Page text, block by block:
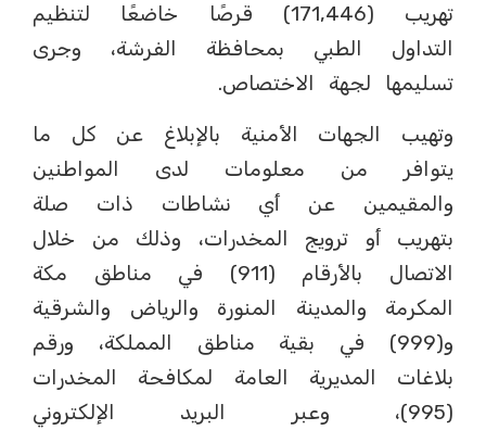
تهريب (171,446) قرصًا خاضعًا لتنظيم
التداول الطبي بمحافظة الفرشة، وجرى
تسليمها لجهة الاختصاص.
وتهيب الجهات الأمنية بالإبلاغ عن كل ما
يتوافر من معلومات لدى المواطنين
والمقيمين عن أي نشاطات ذات صلة
بتهريب أو ترويج المخدرات، وذلك من خلال
الاتصال بالأرقام (911) في مناطق مكة
المكرمة والمدينة المنورة والرياض والشرقية
و(999) في بقية مناطق المملكة، ورقم
بلاغات المديرية العامة لمكافحة المخدرات
(995)، وعبر البريد الإلكتروني